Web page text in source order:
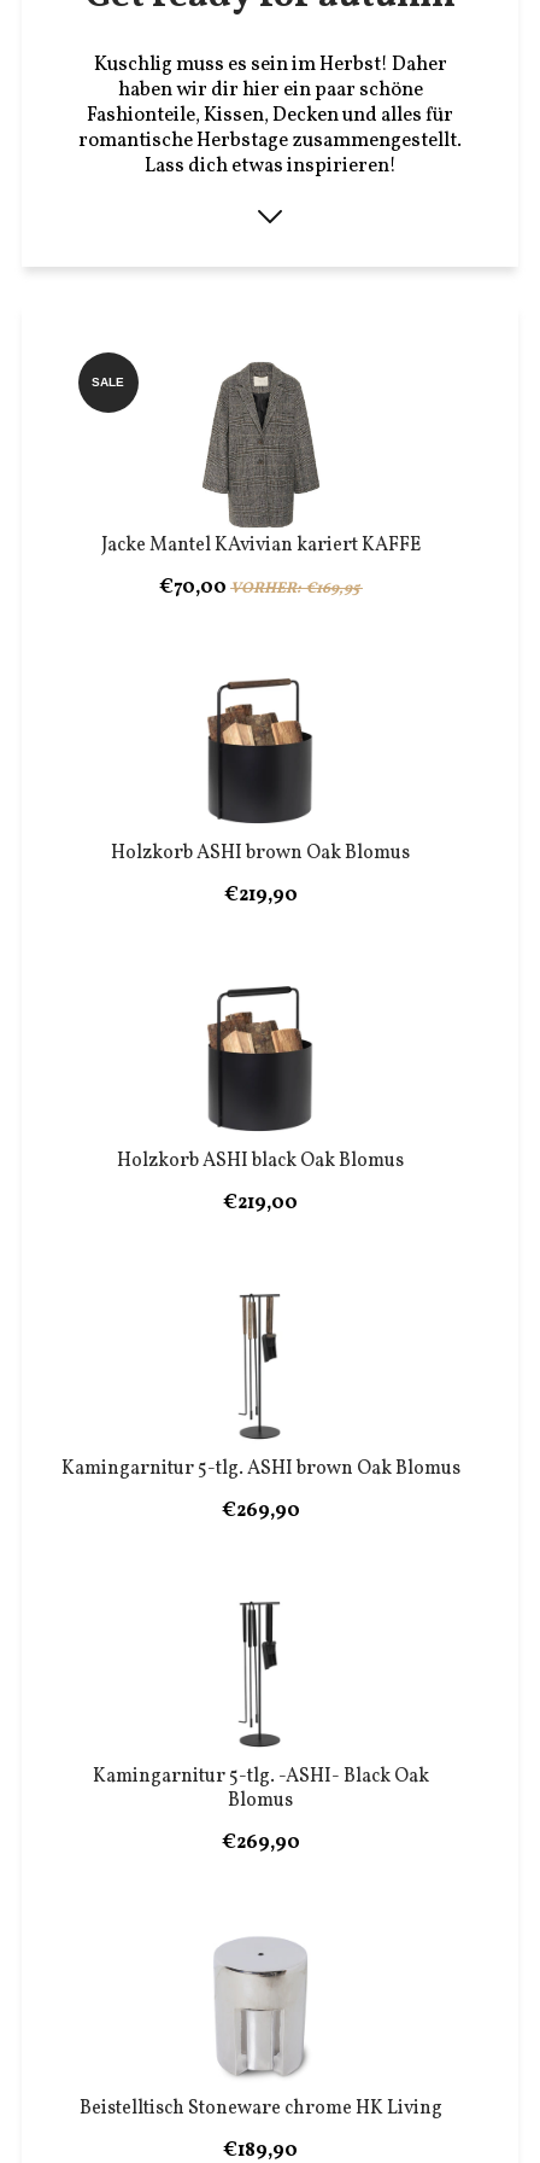
Kuschlig muss es sein im Herbst! Daher
haben wir dir hier ein paar schöne
Fashionteile, Kissen, Decken und alles für
romantische Herbstage zusammengestellt.
Lass dich etwas inspirieren!
Jacke Mantel KAvivian kariert KAFFE
SALE
€70,00 VORHER: €169,95
Holzkorb ASHI brown Oak Blomus
€219,90
Holzkorb ASHI black Oak Blomus
€219,00
Kamingarnitur 5-tlg. ASHI brown Oak Blomus
€269,90
Kamingarnitur 5-tlg. -ASHI- Black Oak
Blomus
€269,90
Beistelltisch Stoneware chrome HK Living
€189,90